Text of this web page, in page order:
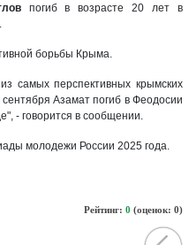
погиб в возрасте 20 лет в
борьбы Крыма.
самых перспективных крымских
Азамат погиб в Феодосии
- говорится в сообщении.
молодежи России 2025 года.
Рейтинг: 0 (оценок: 0)